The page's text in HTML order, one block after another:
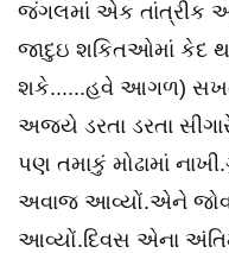
જંગલમાં એક તાંત્રીક
જાદુઇ શકિતઓમાં કેદ
શકે......હવે આગળ) સખત
અજયે ડરતા ડરતા
પણ તમાકું મોઢામાં
અવાજ આવ્યોં.એને
આવ્યોં.દિવસ એના